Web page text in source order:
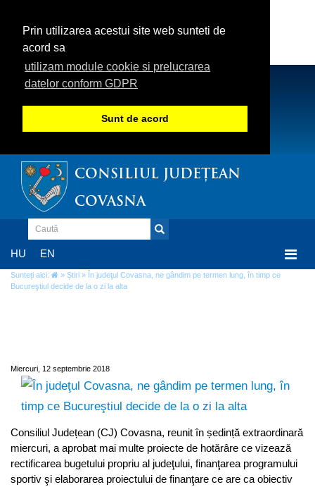
Prin utilizarea acestui site web sunteti de
acord sa
utilizam module cookie si prelucrarea
datelor conform GDPR
Sunt de acord
CONSILIUL JUDEȚEAN
COVASNA
HU EN
Sunteți aici: » Știri » În judeţul Covasna, ne gândim pe termen lung, în timp ce
Bucureştiul decide de la o zi la alta
Miercuri, 12 septembrie 2018
Consiliul Județean (CJ) Covasna, reunit în ședință extraordinară
miercuri, a aprobat mai multe proiecte de hotărâre ce vizează
rectificarea bugetului propriu al judeţului, finanţarea programului
sportiv şi elaborarea proiectului de finanţare ce are ca obiectiv